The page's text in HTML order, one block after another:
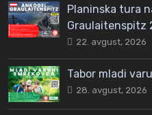
Planinska tura
Graulaitenspitz
22. avgust, 2026
Tabor mladi
28. avgust, 2026